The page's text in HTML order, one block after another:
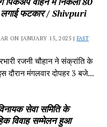
लगाई फटकार / Shivpuri
ON JANUARY 15, 2025 | FAST
रजनी चौहान ने संक्रांति के
दौरान मंगलवार दोपहर 3 बजे...
सेवा समिति के
विवाह सम्मेलन हुआ